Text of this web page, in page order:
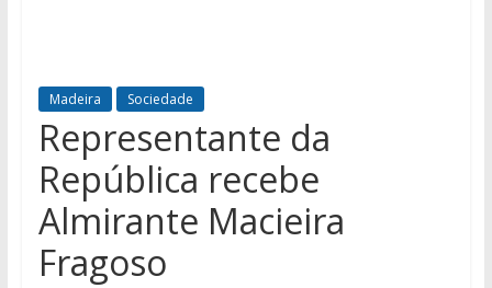
Madeira Sociedade
Representante da
República recebe
Almirante Macieira
Fragoso